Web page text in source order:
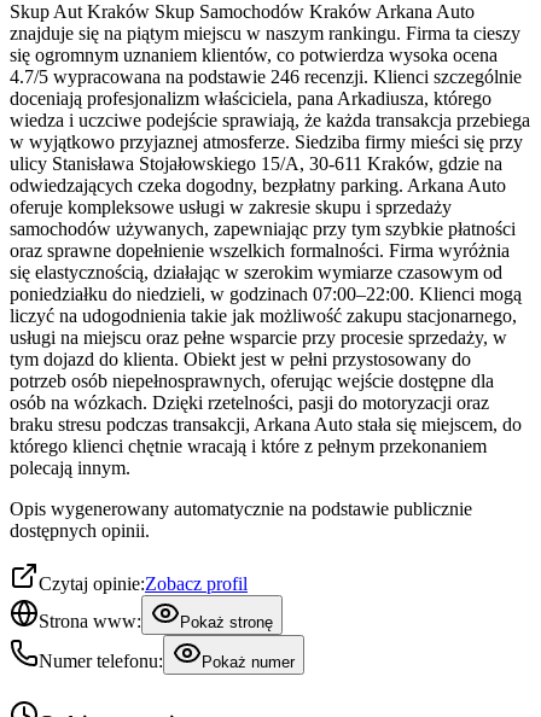
Skup Aut Kraków Skup Samochodów Kraków Arkana Auto
znajduje się na piątym miejscu w naszym rankingu. Firma ta cieszy
się ogromnym uznaniem klientów, co potwierdza wysoka ocena
4.7/5 wypracowana na podstawie 246 recenzji. Klienci szczególnie
doceniają profesjonalizm właściciela, pana Arkadiusza, którego
wiedza i uczciwe podejście sprawiają, że każda transakcja przebiega
w wyjątkowo przyjaznej atmosferze. Siedziba firmy mieści się przy
ulicy Stanisława Stojałowskiego 15/A, 30-611 Kraków, gdzie na
odwiedzających czeka dogodny, bezpłatny parking. Arkana Auto
oferuje kompleksowe usługi w zakresie skupu i sprzedaży
samochodów używanych, zapewniając przy tym szybkie płatności
oraz sprawne dopełnienie wszelkich formalności. Firma wyróżnia
się elastycznością, działając w szerokim wymiarze czasowym od
poniedziałku do niedzieli, w godzinach 07:00–22:00. Klienci mogą
liczyć na udogodnienia takie jak możliwość zakupu stacjonarnego,
usługi na miejscu oraz pełne wsparcie przy procesie sprzedaży, w
tym dojazd do klienta. Obiekt jest w pełni przystosowany do
potrzeb osób niepełnosprawnych, oferując wejście dostępne dla
osób na wózkach. Dzięki rzetelności, pasji do motoryzacji oraz
braku stresu podczas transakcji, Arkana Auto stała się miejscem, do
którego klienci chętnie wracają i które z pełnym przekonaniem
polecają innym.
Opis wygenerowany automatycznie na podstawie publicznie
dostępnych opinii.
Czytaj opinie:Zobacz profil
Strona www:
Pokaż stronę
Numer telefonu: Pokaż numer